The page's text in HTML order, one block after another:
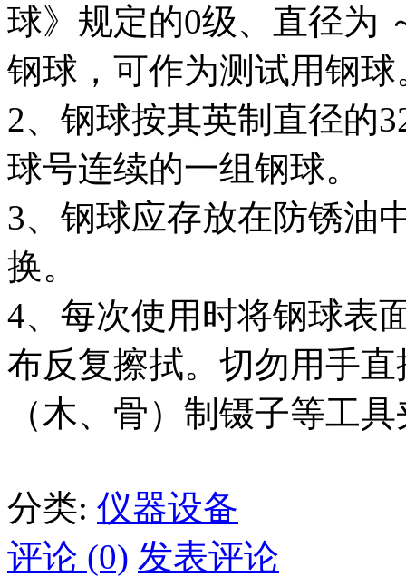
球》规定的0级、直径为
钢球，可作为测试用钢球
2、钢球按其英制直径的
球号连续的一组钢球。
3、钢球应存放在防锈油
换。
4、每次使用时将钢球表
布反复擦拭。切勿用手
（木、骨）制镊子等工
分类: 仪器设备
评论 (0) 发表评论